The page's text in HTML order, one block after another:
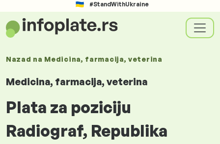
#StandWithUkraine
Nazad na Medicina, farmacija, veterina
Medicina, farmacija, veterina
Plata za poziciju
Radiograf, Republika